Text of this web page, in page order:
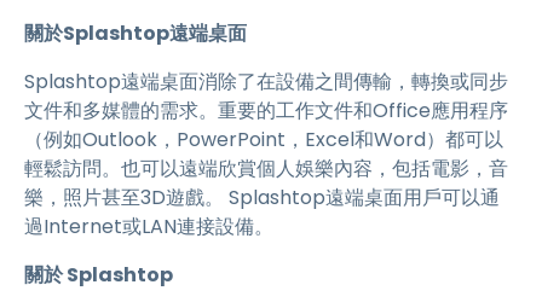
關於Splashtop遠端桌面
Splashtop遠端桌面消除了在設備之間傳輸，轉換或同步
文件和多媒體的需求。重要的工作文件和Office應用程序
（例如Outlook，PowerPoint，Excel和Word）都可以
輕鬆訪問。也可以遠端欣賞個人娛樂內容，包括電影，音
樂，照片甚至3D遊戲。 Splashtop遠端桌面用戶可以通
過Internet或LAN連接設備。
關於 Splashtop